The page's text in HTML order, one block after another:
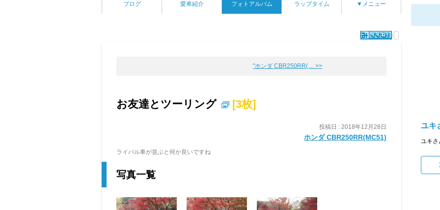
ブログ 愛車紹介 フォトアルバム ラップタイム ▼メニュー
"ホンダ CBR250RR( ... >>
お友達とツーリング [3枚]
投稿日 : 2018年12月28日
ホンダ CBR250RR(MC51)
ライバル車が並ぶと何か良いですね
写真一覧
ユキ
ユキさ